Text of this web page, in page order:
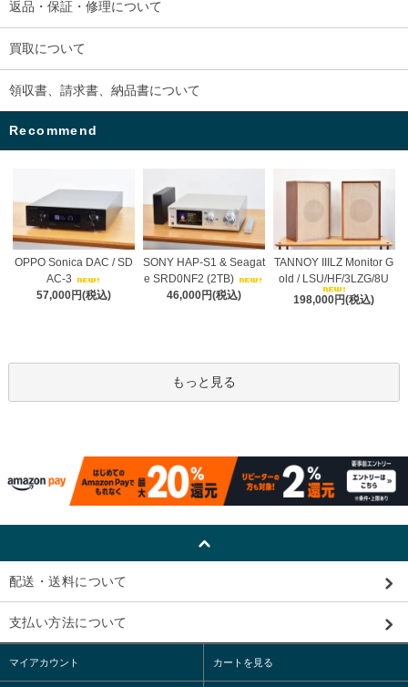
返品・保証・修理について
買取について
領収書、請求書、納品書について
Recommend
OPPO Sonica DAC / SD
AC-3
57,000円(税込)
SONY HAP-S1 & Seagat
e SRD0NF2 (2TB)
46,000円(税込)
TANNOY IIILZ Monitor G
old / LSU/HF/3LZG/8U
198,000円(税込)
もっと見る
配送・送料について
支払い方法について
マイアカウント カートを見る